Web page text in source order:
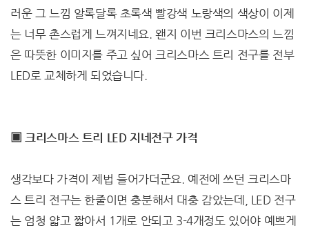
러운 그 느낌 알록달록 초록색 빨강색 노랑색의 색상이 이제
는 너무 촌스럽게 느껴지네요. 왠지 이번 크리스마스의 느낌
은 따뜻한 이미지를 주고 싶어 크리스마스 트리 전구를 전부
LED로 교체하게 되었습니다.
▣ 크리스마스 트리 LED 지네전구 가격
생각보다 가격이 제법 들어가더군요. 예전에 쓰던 크리스마
스 트리 전구는 한줄이면 충분해서 대충 감았는데, LED 전구
는 엄청 얇고 짧아서 1개로 안되고 3-4개정도 있어야 예쁘게